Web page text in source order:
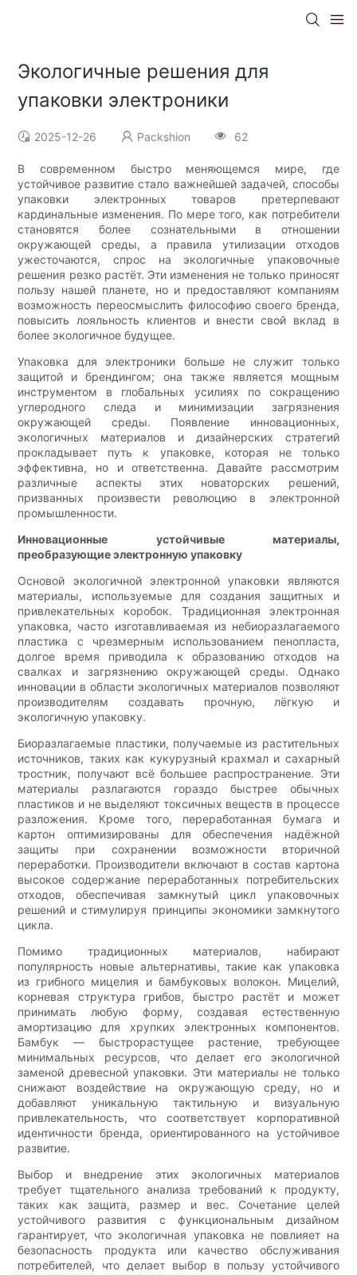
Экологичные решения для
упаковки электроники
2025-12-26 Packshion 62
В современном быстро меняющемся мире, где
устойчивое развитие стало важнейшей задачей, способы
упаковки электронных товаров претерпевают
кардинальные изменения. По мере того, как потребители
становятся более сознательными в отношении
окружающей среды, а правила утилизации отходов
ужесточаются, спрос на экологичные упаковочные
решения резко растёт. Эти изменения не только приносят
пользу нашей планете, но и предоставляют компаниям
возможность переосмыслить философию своего бренда,
повысить лояльность клиентов и внести свой вклад в
более экологичное будущее.
Упаковка для электроники больше не служит только
защитой и брендингом; она также является мощным
инструментом в глобальных усилиях по сокращению
углеродного следа и минимизации загрязнения
окружающей среды. Появление инновационных,
экологичных материалов и дизайнерских стратегий
прокладывает путь к упаковке, которая не только
эффективна, но и ответственна. Давайте рассмотрим
различные аспекты этих новаторских решений,
призванных произвести революцию в электронной
промышленности.
Инновационные устойчивые материалы,
преобразующие электронную упаковку
Основой экологичной электронной упаковки являются
материалы, используемые для создания защитных и
привлекательных коробок. Традиционная электронная
упаковка, часто изготавливаемая из небиоразлагаемого
пластика с чрезмерным использованием пенопласта,
долгое время приводила к образованию отходов на
свалках и загрязнению окружающей среды. Однако
инновации в области экологичных материалов позволяют
производителям создавать прочную, лёгкую и
экологичную упаковку.
Биоразлагаемые пластики, получаемые из растительных
источников, таких как кукурузный крахмал и сахарный
тростник, получают всё большее распространение. Эти
материалы разлагаются гораздо быстрее обычных
пластиков и не выделяют токсичных веществ в процессе
разложения. Кроме того, переработанная бумага и
картон оптимизированы для обеспечения надёжной
защиты при сохранении возможности вторичной
переработки. Производители включают в состав картона
высокое содержание переработанных потребительских
отходов, обеспечивая замкнутый цикл упаковочных
решений и стимулируя принципы экономики замкнутого
цикла.
Помимо традиционных материалов, набирают
популярность новые альтернативы, такие как упаковка
из грибного мицелия и бамбуковых волокон. Мицелий,
корневая структура грибов, быстро растёт и может
принимать любую форму, создавая естественную
амортизацию для хрупких электронных компонентов.
Бамбук — быстрорастущее растение, требующее
минимальных ресурсов, что делает его экологичной
заменой древесной упаковки. Эти материалы не только
снижают воздействие на окружающую среду, но и
добавляют уникальную тактильную и визуальную
привлекательность, что соответствует корпоративной
идентичности бренда, ориентированного на устойчивое
развитие.
Выбор и внедрение этих экологичных материалов
требует тщательного анализа требований к продукту,
таких как защита, размер и вес. Сочетание целей
устойчивого развития с функциональным дизайном
гарантирует, что экологичная упаковка не повлияет на
безопасность продукта или качество обслуживания
потребителей, что делает выбор в пользу устойчивого